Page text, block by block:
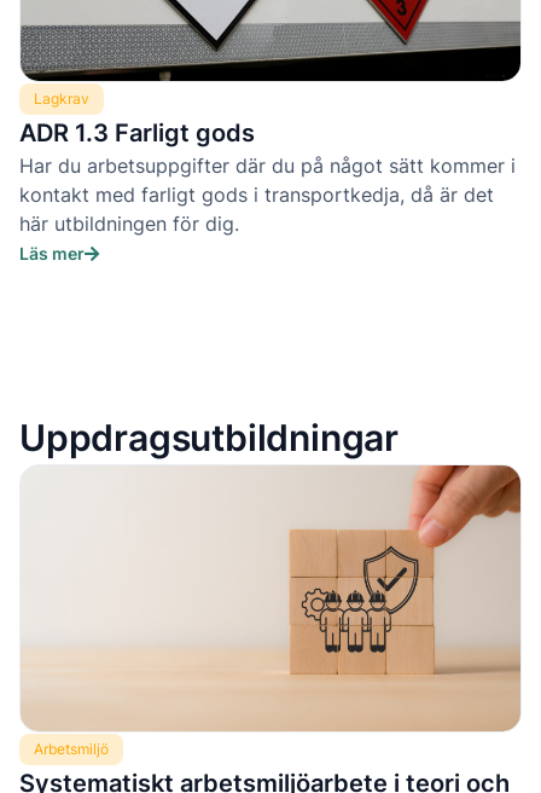
Lagkrav
ADR 1.3 Farligt gods
Har du arbetsuppgifter där du på något sätt kommer i
kontakt med farligt gods i transportkedja, då är det
här utbildningen för dig.
Läs mer
Uppdragsutbildningar
Arbetsmiljö
Systematiskt arbetsmiljöarbete i teori och